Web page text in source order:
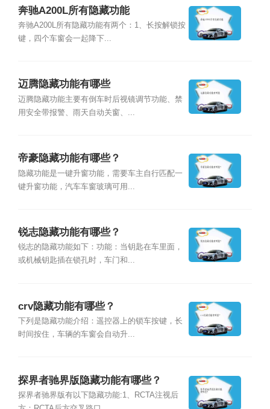
奔驰A200L所有隐藏功能
奔驰A200L所有隐藏功能有两个：1、长按解锁按
键，四个车窗会一起降下...
迈腾隐藏功能有哪些
迈腾隐藏功能主要有倒车时后视镜调节功能、禁
用安全带报警、雨天自动关窗、...
帝豪隐藏功能有哪些？
隐藏功能是一键升窗功能，需要车主自行匹配一
键升窗功能，汽车车窗玻璃可用...
锐志隐藏功能有哪些？
锐志的隐藏功能如下：功能：当钥匙在车里面，
或机械钥匙插在锁孔时，车门和...
crv隐藏功能有哪些？
下列是隐藏功能介绍：遥控器上的锁车按键，长
时间按住，车辆的车窗会自动升...
探界者驰界版隐藏功能有哪些？
探界者驰界版有以下隐藏功能:1、RCTA注视后